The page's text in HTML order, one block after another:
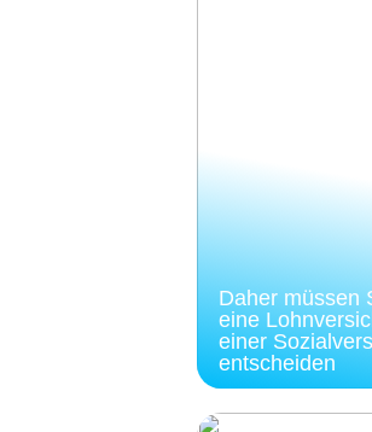
Daher müssen
eine
einer
entscheiden